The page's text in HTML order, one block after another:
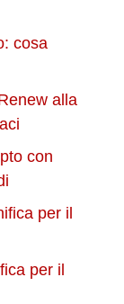
cosa
alla
con
per il
per il